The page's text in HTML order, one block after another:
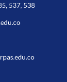
537, 538